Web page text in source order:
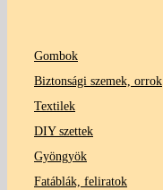
Gombok
Biztonsági szemek, orrok
Textilek
DIY szettek
Gyöngyök
Fatáblák, feliratok